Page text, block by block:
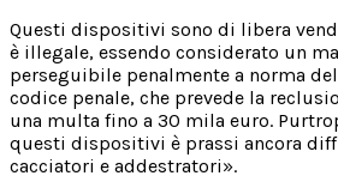
Questi dispositivi sono di libera
è illegale, essendo considerato un
perseguibile penalmente a norma
codice penale, che prevede la
una multa fino a 30 mila euro.
questi dispositivi è prassi ancora
cacciatori e addestratori».